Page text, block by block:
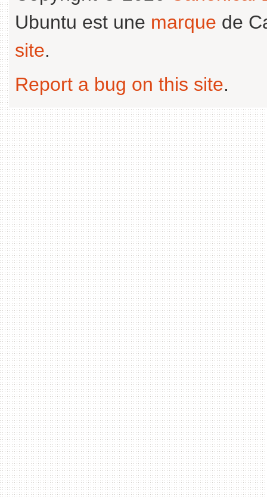
Ubuntu est une marque de
site.
Report a bug on this site.